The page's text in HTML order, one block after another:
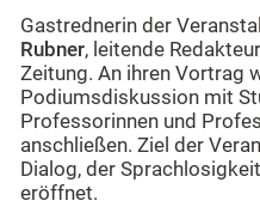
Gastrednerin der
Rubner, leitende
Zeitung. An ihren Vortrag
Podiumsdiskussion mit
Professorinnen und
anschließen. Ziel der
Dialog, der
eröffnet.